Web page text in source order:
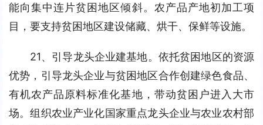
能向集中连片贫困地区倾斜。农产品产地初加工项
目，要支持贫困地区建设储藏、烘干、保鲜等设施。
21、引导龙头企业建基地。依托贫困地区的资源
优势，引导龙头企业与贫困地区合作创建绿色食品、
有机农产品原料标准化基地，带动贫困户进入大市
场。组织农业产业化国家重点龙头企业与农业农村部